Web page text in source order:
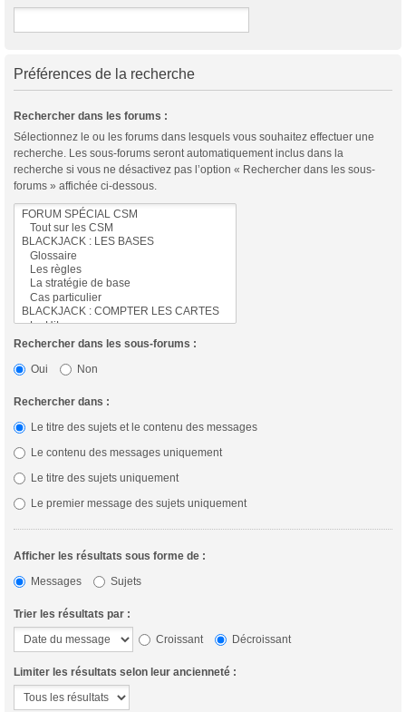
Préférences de la recherche
Rechercher dans les forums :
Sélectionnez le ou les forums dans lesquels vous souhaitez effectuer une
recherche. Les sous-forums seront automatiquement inclus dans la
recherche si vous ne désactivez pas l’option « Rechercher dans les sous-
forums » affichée ci-dessous.
Rechercher dans les sous-forums :
Oui
Non
Rechercher dans :
Le titre des sujets et le contenu des messages
Le contenu des messages uniquement
Le titre des sujets uniquement
Le premier message des sujets uniquement
Afficher les résultats sous forme de :
Messages
Sujets
Trier les résultats par :
Croissant
Décroissant
Limiter les résultats selon leur ancienneté :